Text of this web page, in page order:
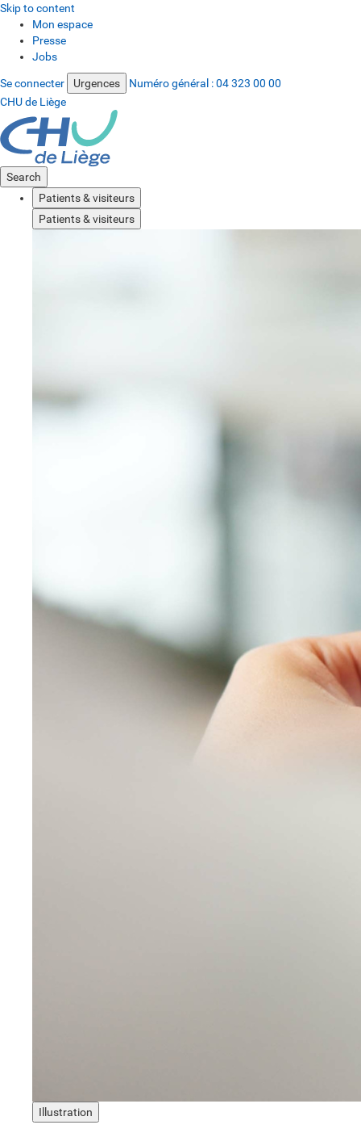
Skip to content
Mon espace
Presse
Jobs
Se connecter Urgences Numéro général :04 323 00 00
CHU de Liège
Search
Patients & visiteurs
Patients & visiteurs
Illustration